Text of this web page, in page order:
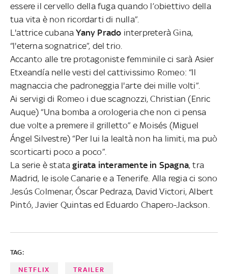
essere il cervello della fuga quando l’obiettivo della
tua vita è non ricordarti di nulla”.
L'attrice cubanaYany Prado interpreterà Gina,
“l'eterna sognatrice”, del trio.
Accanto alle tre protagoniste femminile ci sarà Asier
Etxeandía nelle vesti del cattivissimo Romeo: “Il
magnaccia che padroneggia l'arte dei mille volti”.
Ai servigi di Romeo i due scagnozzi, Christian (Enric
Auque) “Una bomba a orologeria che non ci pensa
due volte a premere il grilletto” e Moisés (Miguel
Ángel Silvestre) “Per lui la lealtà non ha limiti, ma può
scorticarti poco a poco”.
La serie è statagirata interamente in Spagna, tra
Madrid, le isole Canarie e a Tenerife. Alla regia ci sono
Jesús Colmenar, Óscar Pedraza, David Victori, Albert
Pintó, Javier Quintas ed Eduardo Chapero-Jackson.
TAG:
NETFLIX TRAILER